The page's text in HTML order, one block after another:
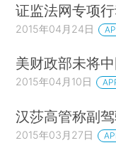
证监法网专项
2015年04月24日
美财政部未将
2015年04月10日
汉莎高管称副
2015年03月27日